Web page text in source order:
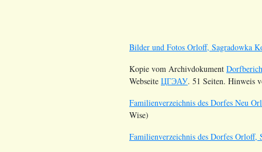
Bilder und Fotos Orloff, Sagradowka
Kopie vom Archivdokument
Webseite ЦГЭАУ. 51 Seiten. Hinweis
Familienverzeichnis des Dorfes Neu
Wise)
Familienverzeichnis des Dorfes